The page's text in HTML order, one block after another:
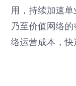
用，持续加速
乃至价值网络
络运营成本，快